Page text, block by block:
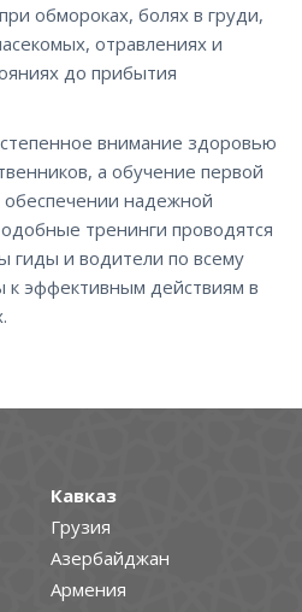
обмороках, болях в груди,
отравлениях и
до прибытия
внимание здоровью
а обучение первой
надежной
тренинги проводятся
гиды и водители по всему
к эффективным действиям в
Кавказ
Грузия
Азербайджан
Армения